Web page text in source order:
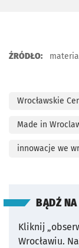
ŹRÓDŁO:
Wrocławskie
Made in
innowacje we
BĄDŹ
Kliknij
Wrocławiu.